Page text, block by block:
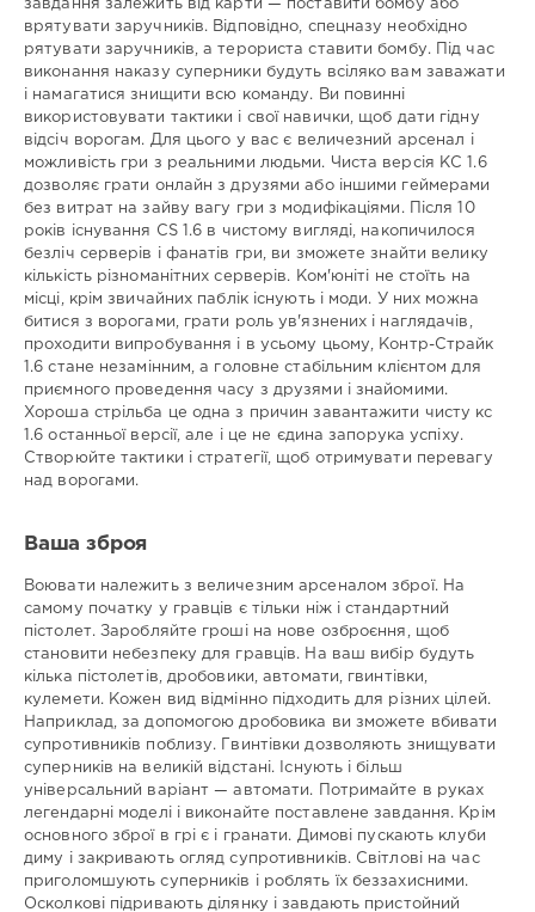
завдання залежить від карти — поставити бомбу або
врятувати заручників. Відповідно, спецназу необхідно
рятувати заручників, а терориста ставити бомбу. Під час
виконання наказу суперники будуть всіляко вам заважати
і намагатися знищити всю команду. Ви повинні
використовувати тактики і свої навички, щоб дати гідну
відсіч ворогам. Для цього у вас є величезний арсенал і
можливість гри з реальними людьми. Чиста версія КС 1.6
дозволяє грати онлайн з друзями або іншими геймерами
без витрат на зайву вагу гри з модифікаціями. Після 10
років існування CS 1.6 в чистому вигляді, накопичилося
безліч серверів і фанатів гри, ви зможете знайти велику
кількість різноманітних серверів. Ком'юніті не стоїть на
місці, крім звичайних паблік існують і моди. У них можна
битися з ворогами, грати роль ув'язнених і наглядачів,
проходити випробування і в усьому цьому, Контр-Страйк
1.6 стане незамінним, а головне стабільним клієнтом для
приємного проведення часу з друзями і знайомими.
Хороша стрільба це одна з причин завантажити чисту кс
1.6 останньої версії, але і це не єдина запорука успіху.
Створюйте тактики і стратегії, щоб отримувати перевагу
над ворогами.
Ваша зброя
Воювати належить з величезним арсеналом зброї. На
самому початку у гравців є тільки ніж і стандартний
пістолет. Заробляйте гроші на нове озброєння, щоб
становити небезпеку для гравців. На ваш вибір будуть
кілька пістолетів, дробовики, автомати, гвинтівки,
кулемети. Кожен вид відмінно підходить для різних цілей.
Наприклад, за допомогою дробовика ви зможете вбивати
супротивників поблизу. Гвинтівки дозволяють знищувати
суперників на великій відстані. Існують і більш
універсальний варіант — автомати. Потримайте в руках
легендарні моделі і виконайте поставлене завдання. Крім
основного зброї в грі є і гранати. Димові пускають клуби
диму і закривають огляд супротивників. Світлові на час
приголомшують суперників і роблять їх беззахисними.
Осколкові підривають ділянку і завдають пристойний